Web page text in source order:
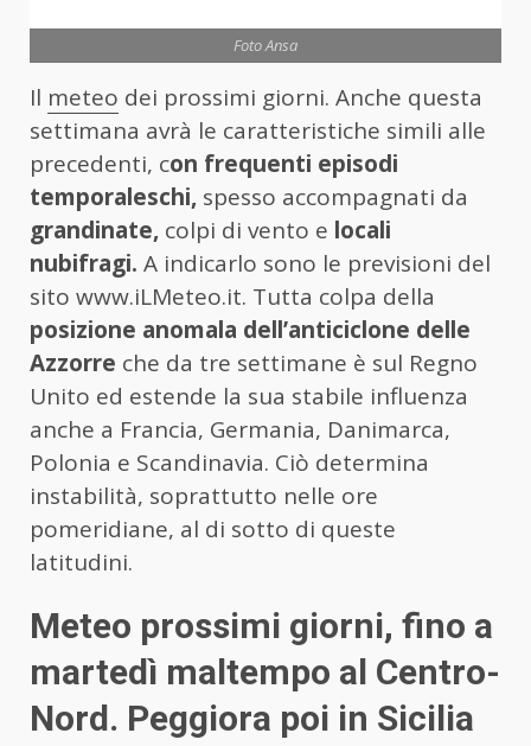
Foto Ansa
Il meteo dei prossimi giorni. Anche questa
settimana avrà le caratteristiche simili alle
precedenti, con frequenti episodi
temporaleschi, spesso accompagnati da
grandinate, colpi di vento e locali
nubifragi. A indicarlo sono le previsioni del
sito www.iLMeteo.it. Tutta colpa della
posizione anomala dell’anticiclone delle
Azzorre che da tre settimane è sul Regno
Unito ed estende la sua stabile influenza
anche a Francia, Germania, Danimarca,
Polonia e Scandinavia. Ciò determina
instabilità, soprattutto nelle ore
pomeridiane, al di sotto di queste
latitudini.
Meteo prossimi giorni, fino a
martedì maltempo al Centro-
Nord. Peggiora poi in Sicilia